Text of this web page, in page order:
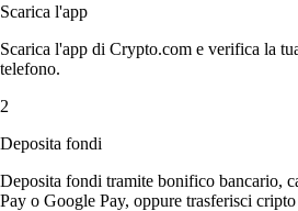
Scarica l'app
Scarica l'app di Crypto.com e verifica la
telefono.
2
Deposita fondi
Deposita fondi tramite bonifico bancario,
Pay o Google Pay, oppure trasferisci